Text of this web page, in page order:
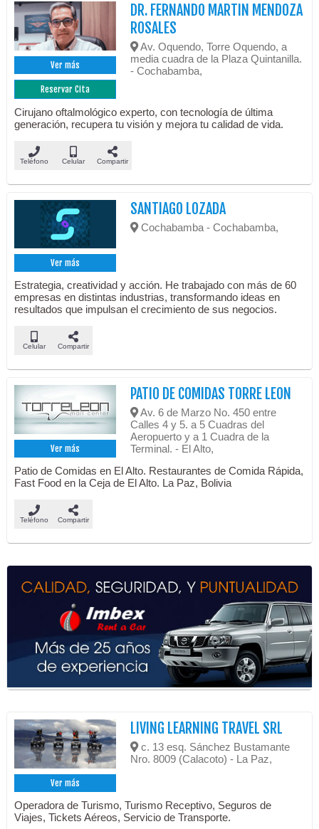
Ver más
Reservar Cita
DR. FERNANDO MARTIN MENDOZA
ROSALES
Av. Oquendo, Torre Oquendo, a
media cuadra de la Plaza Quintanilla.
- Cochabamba,
Cirujano oftalmológico experto, con tecnología de última
generación, recupera tu visión y mejora tu calidad de vida.
Teléfono Celular Compartir
Ver más
SANTIAGO LOZADA
Cochabamba - Cochabamba,
Estrategia, creatividad y acción. He trabajado con más de 60
empresas en distintas industrias, transformando ideas en
resultados que impulsan el crecimiento de sus negocios.
Celular Compartir
Ver más
PATIO DE COMIDAS TORRE LEON
Av. 6 de Marzo No. 450 entre
Calles 4 y 5. a 5 Cuadras del
Aeropuerto y a 1 Cuadra de la
Terminal. - El Alto,
Patio de Comidas en El Alto. Restaurantes de Comida Rápida,
Fast Food en la Ceja de El Alto. La Paz, Bolivia
Teléfono Compartir
Ver más
LIVING LEARNING TRAVEL SRL
c. 13 esq. Sánchez Bustamante
Nro. 8009 (Calacoto) - La Paz,
Operadora de Turismo, Turismo Receptivo, Seguros de
Viajes, Tickets Aéreos, Servicio de Transporte.